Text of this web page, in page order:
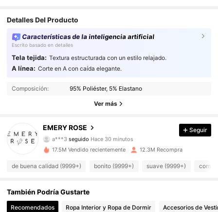
Detalles Del Producto
Características de la inteligencia artificial
Escrito basado en detalles
Tela tejida: Textura estructurada con un estilo relajado.
A línea: Corte en A con caída elegante.
Composición: 95% Poliéster, 5% Elastano
Ver más
EMERY ROSE
4.86 1.8M Seguidores
4.86
1.8M Seguidores
4.86 1.8M Seguidores
4.86 1.8M Seguidores
Seguir
17.5M Vendido recientemente 12.3M Recompra
de buena calidad (9999+) bonito (9999+) suave (9999+) como
También Podría Gustarte
Recomendados Ropa Interior y Ropa de Dormir Accesorios de